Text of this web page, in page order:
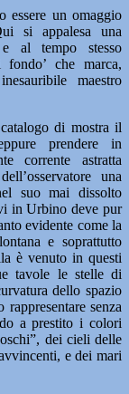
essere un omaggio
si appalesa una
al tempo stesso
che marca,
maestro
di mostra il
prendere in
corrente astratta
una
suo mai dissolto
in Urbino deve pur
evidente come la
e soprattutto
è venuto in questi
tavole le stelle di
dello spazio
senza
a prestito i colori
dei cieli delle
e dei mari